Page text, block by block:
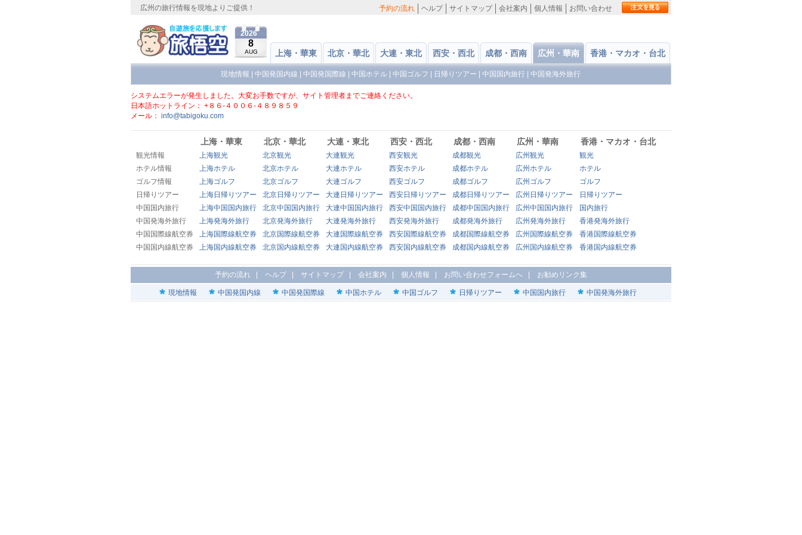
広州の旅行情報を現地よりご提供！ 予約の流れ ヘルプ サイトマップ 会社案内 個人情報 お問い合わせ
2026
8
AUG 上海・華東 北京・華北 大連・東北 西安・西北 成都・西南 広州・華南 香港・マカオ・台北
現地情報 中国発国内線 中国発国際線 中国ホテル 中国ゴルフ 日帰りツアー 中国国内旅行 中国発海外旅行
システムエラーが発生しました。大変お手数ですが、サイト管理者までご連絡ください。
日本語ホットライン： +８６-４００６-４８９８５９
メール： info@tabigoku.com
上海・華東 北京・華北 大連・東北 西安・西北 成都・西南 広州・華南 香港・マカオ・台北
観光情報 上海観光 北京観光 大連観光 西安観光 成都観光 広州観光
観光
ホテル情報
上海ホテル 北京ホテル 大連ホテル 西安ホテル 成都ホテル 広州ホテル
ホテル
ゴルフ情報
上海ゴルフ 北京ゴルフ 大連ゴルフ 西安ゴルフ 成都ゴルフ 広州ゴルフ
ゴルフ
日帰りツアー
上海日帰りツアー 北京日帰りツアー 大連日帰りツアー 西安日帰りツアー 成都日帰りツアー 広州日帰りツアー
日帰りツアー
中国国内旅行
上海中国国内旅行 北京中国国内旅行 大連中国国内旅行 西安中国国内旅行 成都中国国内旅行 広州中国国内旅行
国内旅行
中国発海外旅行
上海発海外旅行 北京発海外旅行 大連発海外旅行 西安発海外旅行 成都発海外旅行 広州発海外旅行
香港発海外旅行
中国国際線航空券
上海国際線航空券 北京国際線航空券 大連国際線航空券 西安国際線航空券 成都国際線航空券 広州国際線航空券
香港国際線航空券
中国国内線航空券
上海国内線航空券 北京国内線航空券 大連国内線航空券 西安国内線航空券 成都国内線航空券 広州国内線航空券 香港国内線航空券
予約の流れ ヘルプ サイトマップ 会社案内 個人情報 お問い合わせフォームへ お勧めリンク集
現地情報 中国発国内線 中国発国際線 中国ホテル 中国ゴルフ 日帰りツアー 中国国内旅行 中国発海外旅行